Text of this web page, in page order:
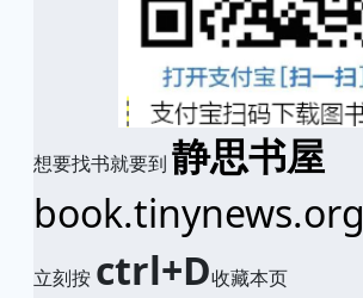
想要找书就要到 静思书屋
book.tinynews.org
立刻按 ctrl+D收藏本页